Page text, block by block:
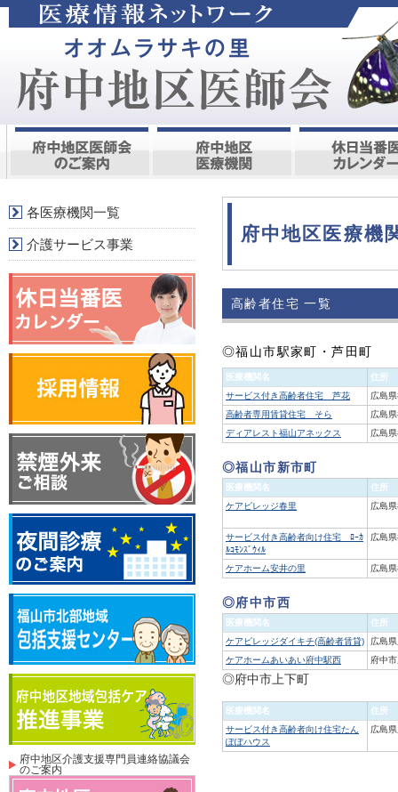
府中地区医療機
高齢者住宅 一覧
◎福山市駅家町・芦田町
医療機関名
住所
サービス付き高齢者住宅 芦花
広島
高齢者専用賃貸住宅 そら
広島
ディアレスト福山アネックス
広島
◎福山市新市町
医療機関名
住所
ケアビレッジ春里
広島
サービス付き高齢者向け住宅 ﾛｰｶ
ﾙｺﾓﾝｽﾞｳｨﾙ
広島
ケアホーム安井の里 広島
◎府中市西
医療機関名
住所
ケアビレッジダイキチ(高齢者賃貸)
広島
ケアホームあいあい府中駅西
府中
◎府中市上下町
医療機関名
住所
サービス付き高齢者向け住宅たん
ぽぽハウス
広島
各医療機関一覧
介護サービス事業
府中地区介護支援専門員連絡協議会
のご案内